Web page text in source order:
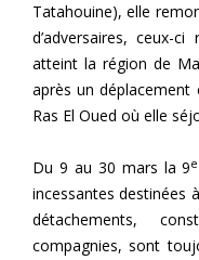
Tatahouine), elle
d’adversaires, ceux-
atteint la région de
après un
Ras El Oued où elle
Du 9 au 30 mars la 9e
incessantes destinées
détachements,
compagnies, sont